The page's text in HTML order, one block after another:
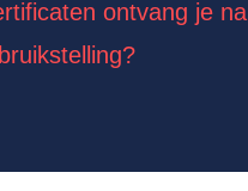
ontvang je na